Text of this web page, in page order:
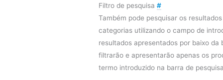
Filtro de pesquisa #
Também pode pesquisar os
categorias utilizando o campo de
resultados apresentados por baixo da
filtrarão e apresentarão apenas os
termo introduzido na barra de